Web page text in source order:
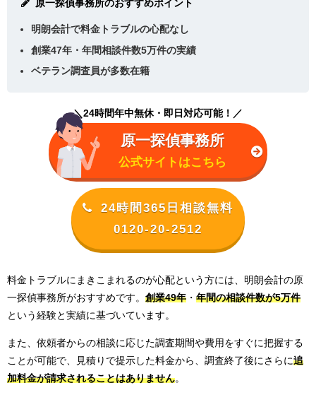
原一探偵事務所のおすすめポイント
明朗会計で料金トラブルの心配なし
創業47年・年間相談件数5万件の実績
ベテラン調査員が多数在籍
＼24時間年中無休・即日対応可能！／
原一探偵事務所
公式サイトはこちら
24時間365日相談無料
0120-20-2512
料金トラブルにまきこまれるのが心配という方には、明朗会計の原
一探偵事務所がおすすめです。 創業49年 ・ 年間の相談件数が5万件
という経験と実績に基づいています。
また、依頼者からの相談に応じた調査期間や費用をすぐに把握する
ことが可能で、見積りで提示した料金から、調査終了後にさらに追
加料金が請求されることはありません